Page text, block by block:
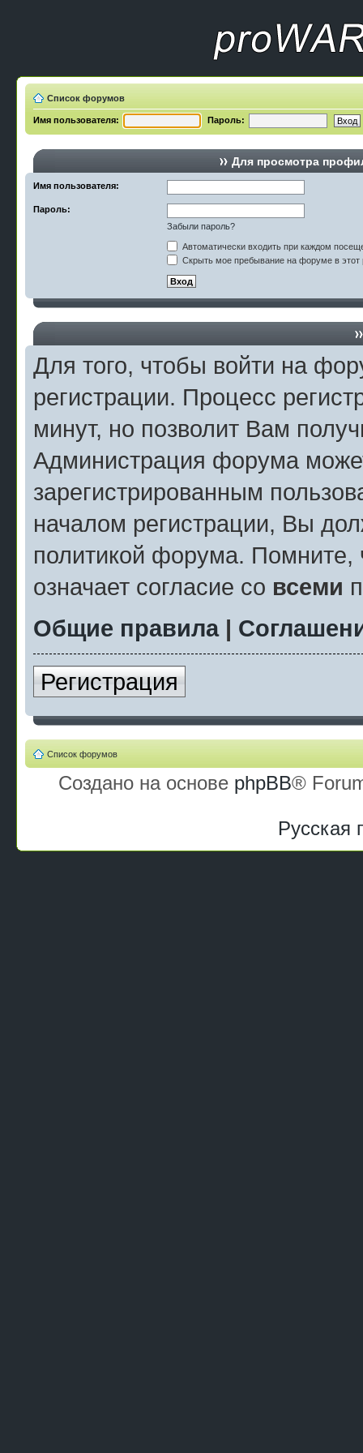
Список форумов
Имя пользователя: Пароль:
Для просмотра
Имя пользователя:
Пароль:
Забыли пароль?
Автоматически входить при каждом
Скрыть мое пребывание на форуме в этот
Для того, чтобы войти на
регистрации. Процесс
минут, но позволит Вам
Администрация форума
зарегистрированным
началом регистрации, Вы
политикой форума.
означает согласие со всеми
Общие правила|
Регистрация
Список форумов
Создано на основе phpBB®
Русская